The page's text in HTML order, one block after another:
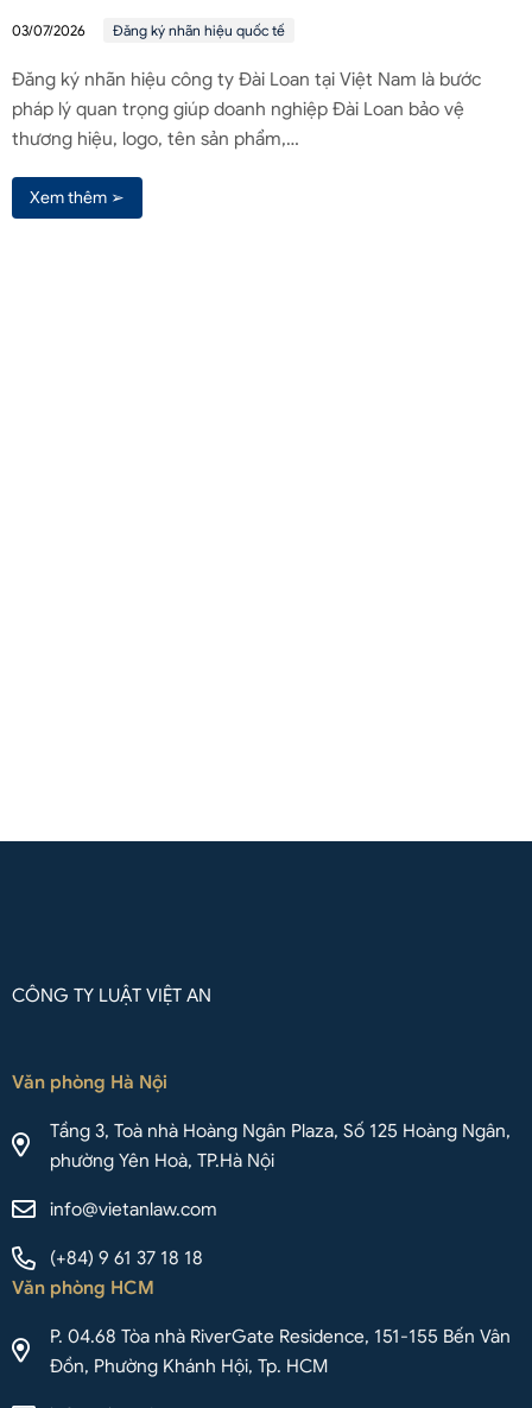
03/07/2026 Đăng ký nhãn hiệu quốc tế
Đăng ký nhãn hiệu công ty Đài Loan tại Việt Nam là bước
pháp lý quan trọng giúp doanh nghiệp Đài Loan bảo vệ
thương hiệu, logo, tên sản phẩm,…
Xem thêm ➢
CÔNG TY LUẬT VIỆT AN
Văn phòng Hà Nội
Tầng 3, Toà nhà Hoàng Ngân Plaza, Số 125 Hoàng Ngân,
phường Yên Hoà, TP.Hà Nội
info@vietanlaw.com
(+84) 9 61 37 18 18
Văn phòng HCM
P. 04.68 Tòa nhà RiverGate Residence, 151-155 Bến Vân
Đồn, Phường Khánh Hội, Tp. HCM